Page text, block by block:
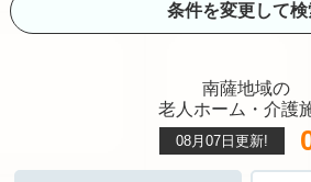
条件を変更して検
南薩地域の
老人ホーム・介護
08月07日 更新!